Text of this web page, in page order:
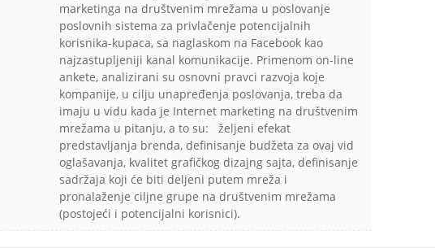
marketinga na društvenim mrežama u poslovanje
poslovnih sistema za privlačenje potencijalnih
korisnika-kupaca, sa naglaskom na Facebook kao
najzastupljeniji kanal komunikacije. Primenom on-line
ankete, analizirani su osnovni pravci razvoja koje
kompanije, u cilju unapređenja poslovanja, treba da
imaju u vidu kada je Internet marketing na društvenim
mrežama u pitanju, a to su: željeni efekat
predstavljanja brenda, definisanje budžeta za ovaj vid
oglašavanja, kvalitet grafičkog dizajng sajta, definisanje
sadržaja koji će biti deljeni putem mreža i
pronalaženje ciljne grupe na društvenim mrežama
(postojeći i potencijalni korisnici).